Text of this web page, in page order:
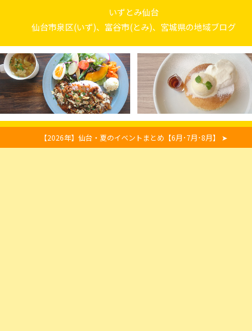
いずとみ仙台
仙台市泉区(いず)、富谷市(とみ)、宮城県の地域ブログ
【2026年】仙台・夏のイベントまとめ【6月･7月･8月】 ➤